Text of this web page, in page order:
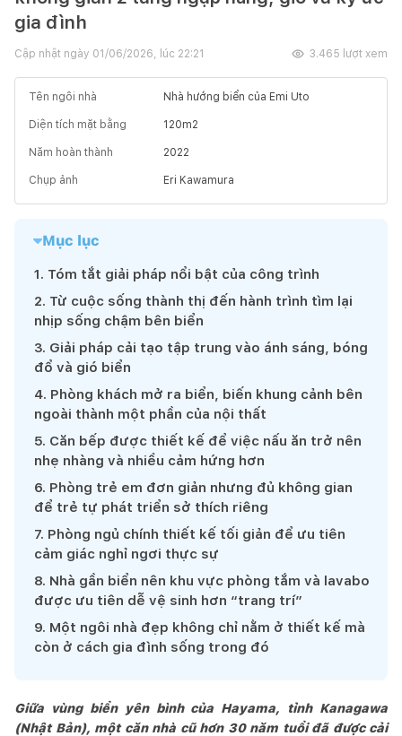
gia đình
Cập nhật ngày 01/06/2026, lúc 22:21 3.465 lượt xem
Tên ngôi nhà Nhà hướng biển của Emi Uto
Diện tích mặt bằng 120m2
Năm hoàn thành 2022
Chụp ảnh Eri Kawamura
Mục lục
1. Tóm tắt giải pháp nổi bật của công trình
2. Từ cuộc sống thành thị đến hành trình tìm lại
nhịp sống chậm bên biển
3. Giải pháp cải tạo tập trung vào ánh sáng, bóng
đổ và gió biển
4. Phòng khách mở ra biển, biến khung cảnh bên
ngoài thành một phần của nội thất
5. Căn bếp được thiết kế để việc nấu ăn trở nên
nhẹ nhàng và nhiều cảm hứng hơn
6. Phòng trẻ em đơn giản nhưng đủ không gian
để trẻ tự phát triển sở thích riêng
7. Phòng ngủ chính thiết kế tối giản để ưu tiên
cảm giác nghỉ ngơi thực sự
8. Nhà gần biển nên khu vực phòng tắm và lavabo
được ưu tiên dễ vệ sinh hơn “trang trí”
9. Một ngôi nhà đẹp không chỉ nằm ở thiết kế mà
còn ở cách gia đình sống trong đó
Giữa vùng biển yên bình của Hayama, tỉnh Kanagawa
(Nhật Bản), một căn nhà cũ hơn 30 năm tuổi đã được cải